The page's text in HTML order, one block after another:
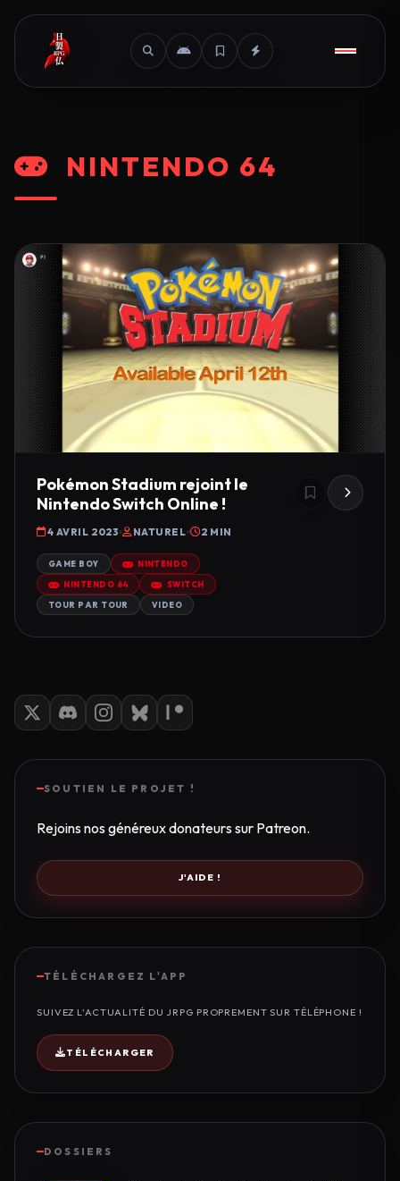
NINTENDO 64
Pokémon Stadium rejoint le
Nintendo Switch Online !
4 AVRIL 2023 NATUREL 2 MIN
GAME BOY NINTENDO
NINTENDO 64 SWITCH
TOUR PAR TOUR VIDEO
SOUTIEN LE PROJET !
Rejoins nos généreux donateurs sur Patreon.
J'AIDE !
TÉLÉCHARGEZ L'APP
SUIVEZ L'ACTUALITÉ DU JRPG PROPREMENT SUR TÉLÉPHONE !
TÉLÉCHARGER
DOSSIERS